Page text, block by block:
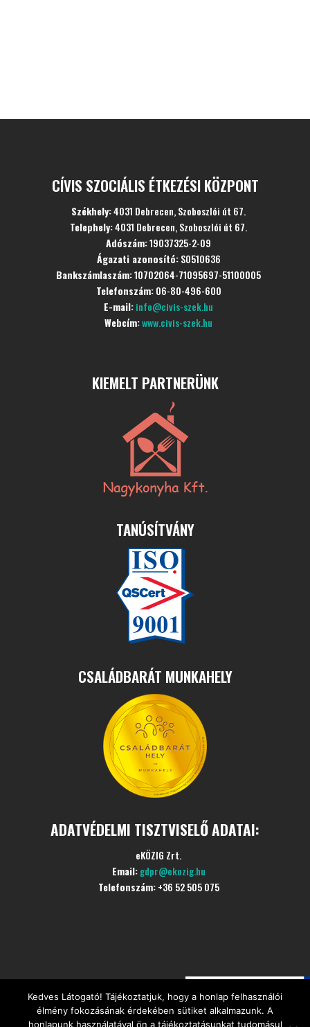
CÍVIS SZOCIÁLIS ÉTKEZÉSI KÖZPONT
Székhely:4031 Debrecen, Szoboszlói út 67.
Telephely:4031 Debrecen, Szoboszlói út 67.
Adószám:19037325-2-09
Ágazati azonosító:S0510636
Bankszámlaszám:10702064-71095697-51100005
Telefonszám:06-80-496-600
E-mail:info@civis-szek.hu
Webcím:www.civis-szek.hu
KIEMELT PARTNERÜNK
TANÚSÍTVÁNY
CSALÁDBARÁT MUNKAHELY
ADATVÉDELMI TISZTVISELŐ ADATAI:
eKÖZIG Zrt.
Email: gdpr@ekozig.hu
Telefonszám:+36 52 505 075
©Minden jogot fenntartvaCÍVIS Szociális Étkezési
Központ
Kedves Látogató! Tájékoztatjuk, hogy a honlap felhasználói
élmény fokozásának érdekében sütiket alkalmazunk. A
honlapunk használatával ön a tájékoztatásunkat tudomásul